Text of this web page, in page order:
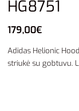
HG8751
179,00€
Adidas Helionic
striukė su gobtuvu.